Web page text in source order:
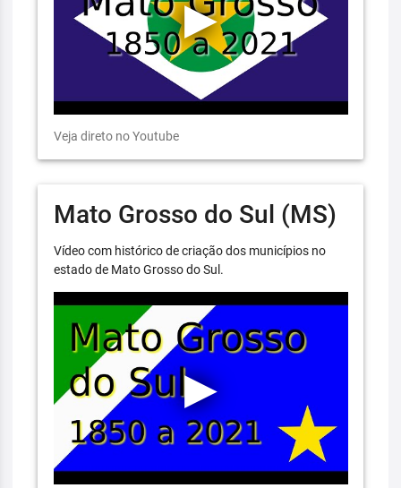
Veja direto no Youtube
Mato Grosso do Sul (MS)
Vídeo com histórico de criação dos municípios no
estado de Mato Grosso do Sul.